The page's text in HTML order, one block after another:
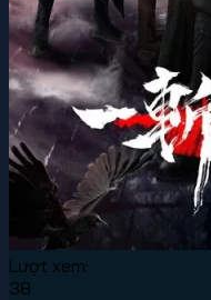
Lượt xem:
38